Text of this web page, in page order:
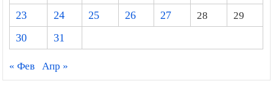
23
24 25 26 27 28
29
30
31
« Фев Апр »